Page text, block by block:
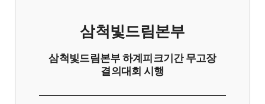
삼척빛드림본부
삼척빛드림본부 하계피크기간 무고장
결의대회 시행